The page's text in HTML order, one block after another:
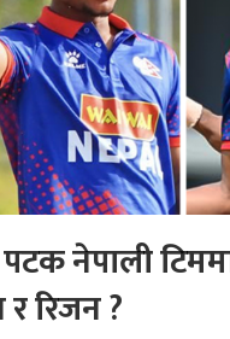
नेपाली
रिजन ?